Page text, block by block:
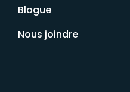
Blogue
Nous joindre